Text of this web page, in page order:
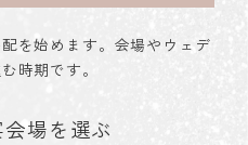
を始めます。会場やウェデ
時期です。
場を選ぶ